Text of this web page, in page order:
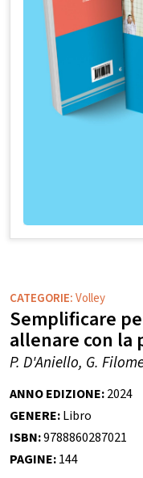
CATEGORIE:Volley
Semplificare
allenare con la
P. D'Aniello, G.
ANNO EDIZIONE:2024
GENERE:Libro
ISBN:9788860287021
PAGINE:144